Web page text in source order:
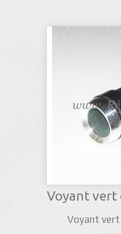
Voyant vert
Voyant